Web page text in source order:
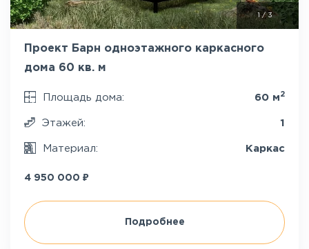
/ 3
Проект Барн одноэтажного каркасного
дома 60 кв. м
Площадь дома: 60 м 2
Этажей: 1
Материал: Каркас
4 950 000 ₽
Подробнее